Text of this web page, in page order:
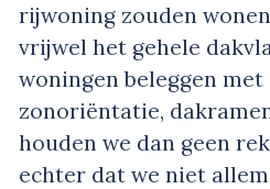
rijwoning zouden
vrijwel het gehele
woningen beleggen
zonoriëntatie,
houden we dan geen
echter dat we niet